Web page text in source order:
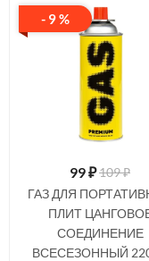
- 9 %
99₽109 ₽
ГАЗ ДЛЯ
ПЛИТ
СОЕДИНЕНИЕ
ВСЕСЕЗОННЫЙ